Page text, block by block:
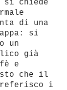
si chiede
di una
si
un
già
e
che il
i